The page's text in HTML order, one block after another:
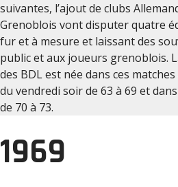
suivantes, l’ajout de clubs
Grenoblois vont disputer quatre
fur et à mesure et laissant des
public et aux joueurs grenoblois.
des BDL est née dans ces
du vendredi soir de 63 à 69 et
de 70 à 73.
1969